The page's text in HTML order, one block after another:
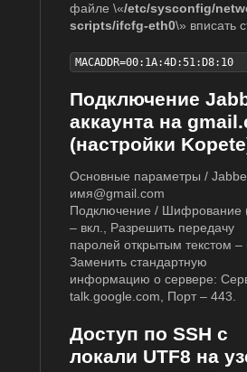
файле \«/etc/sysconfig/
scripts/ifcfg-eth0\» вписать
MACADDR=00:1A:4D:51:D8:10
Подключение
аккаунта на
(настройки
Основные параметры /
имя@gmail.com
Подключение / Шифрование
– вкл., Разрешить передачу
паролей открытым текстом –
Заменить стандартную
информацию о сервере:
talk.google.com, Порт – 443.
Доступ по SSH с
локали UTF8 на